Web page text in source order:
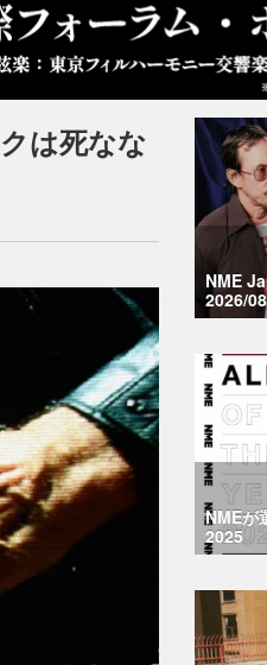
は死なな
NME
2026/
NMEが
2025